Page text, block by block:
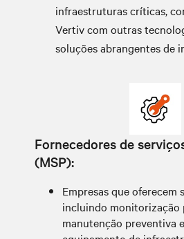
infraestruturas críticas,
Vertiv com outras
soluções abrangentes de
Fornecedores de
(MSP):
Empresas que oferecem
incluindo monitorização
manutenção preventiva